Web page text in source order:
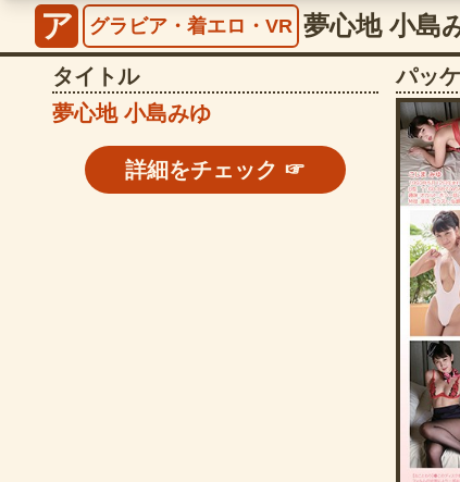
ア グラビア・着エロ・VR 夢心地 小島
パッ
タイトル
夢心地 小島みゆ
詳細をチェック ☞